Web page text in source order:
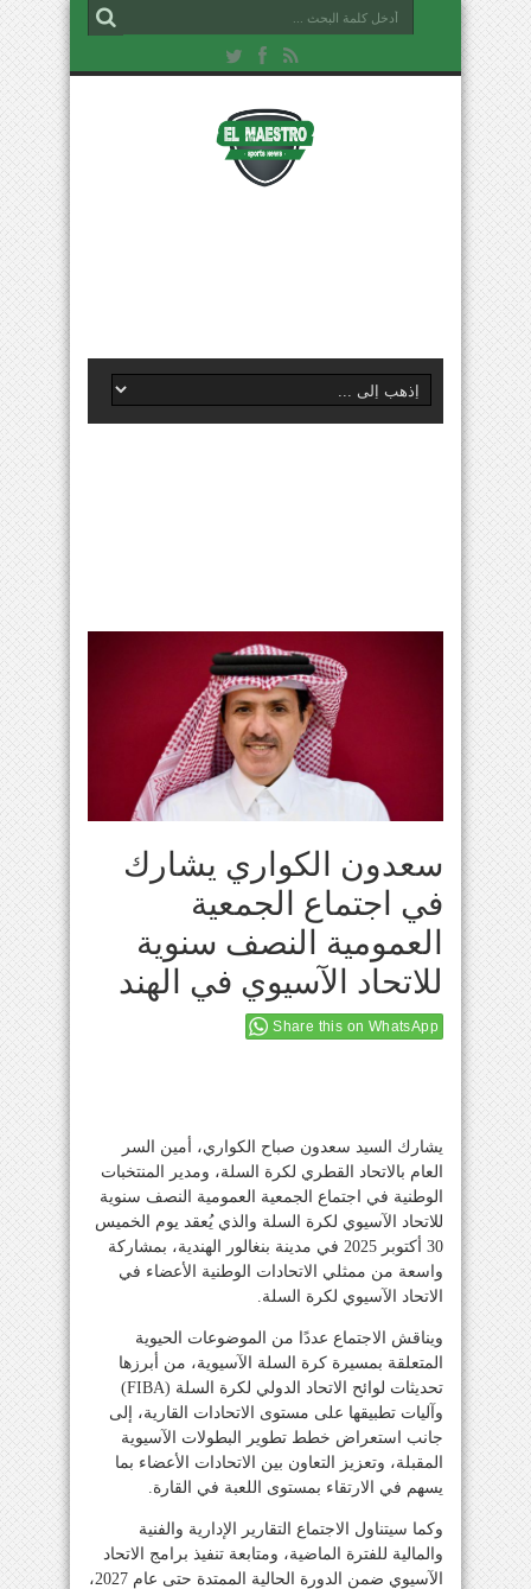
سعدون الكواري يشارك
في اجتماع الجمعية
العمومية النصف سنوية
للاتحاد الآسيوي في الهند
Share this on WhatsApp
يشارك السيد سعدون صباح الكواري، أمين السر
العام بالاتحاد القطري لكرة السلة، ومدير المنتخبات
الوطنية في اجتماع الجمعية العمومية النصف سنوية
للاتحاد الآسيوي لكرة السلة والذي يُعقد يوم الخميس
30 أكتوبر 2025 في مدينة بنغالور الهندية، بمشاركة
واسعة من ممثلي الاتحادات الوطنية الأعضاء في
الاتحاد الآسيوي لكرة السلة.
ويناقش الاجتماع عددًا من الموضوعات الحيوية
المتعلقة بمسيرة كرة السلة الآسيوية، من أبرزها
تحديثات لوائح الاتحاد الدولي لكرة السلة (FIBA)
وآليات تطبيقها على مستوى الاتحادات القارية، إلى
جانب استعراض خطط تطوير البطولات الآسيوية
المقبلة، وتعزيز التعاون بين الاتحادات الأعضاء بما
يسهم في الارتقاء بمستوى اللعبة في القارة.
وكما سيتناول الاجتماع التقارير الإدارية والفنية
والمالية للفترة الماضية، ومتابعة تنفيذ برامج الاتحاد
الآسيوي ضمن الدورة الحالية الممتدة حتى عام 2027،